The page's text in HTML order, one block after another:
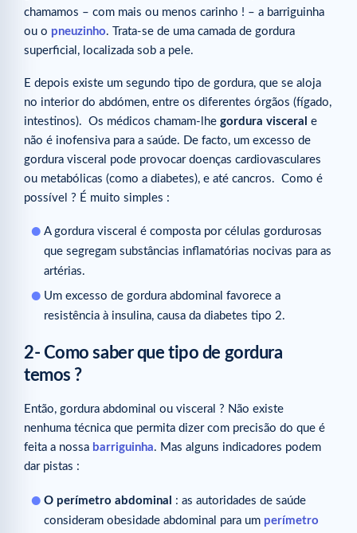
chamamos – com mais ou menos carinho ! – a barriguinha
ou o pneuzinho. Trata-se de uma camada de gordura
superficial, localizada sob a pele.
E depois existe um segundo tipo de gordura, que se aloja
no interior do abdómen, entre os diferentes órgãos (fígado,
intestinos). Os médicos chamam-lhe gordura visceral e
não é inofensiva para a saúde. De facto, um excesso de
gordura visceral pode provocar doenças cardiovasculares
ou metabólicas (como a diabetes), e até cancros. Como é
possível ? É muito simples :
A gordura visceral é composta por células gordurosas
que segregam substâncias inflamatórias nocivas para as
artérias.
Um excesso de gordura abdominal favorece a
resistência à insulina, causa da diabetes tipo 2.
2- Como saber que tipo de gordura
temos ?
Então, gordura abdominal ou visceral ? Não existe
nenhuma técnica que permita dizer com precisão do que é
feita a nossa barriguinha. Mas alguns indicadores podem
dar pistas :
O perímetro abdominal
: as autoridades de saúde
consideram obesidade abdominal para um perímetro